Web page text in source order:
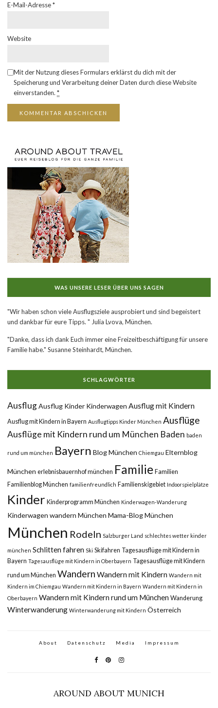
E-Mail-Adresse*
Website
Mit der Nutzung dieses Formulars erklärst du dich mit der
Speicherung und Verarbeitung deiner Daten durch diese Website
einverstanden. *
WAS UNSERE LESER ÜBER UNS SAGEN
"Wir haben schon viele Ausflugsziele ausprobiert und sind begeistert
und dankbar für eure Tipps. " Julia Lvova, München.
"Danke, dass ich dank Euch immer eine Freizeitbeschäftigung für unsere
Familie habe." Susanne Steinhardt, München.
SCHLAGWÖRTER
AusflugAusflug Kinder Kinderwagen Ausflug mit Kindern
Ausflug mit Kindern in Bayern Ausflugtipps Kinder München Ausflüge
Ausflüge mit Kindern rund um München Baden baden
rund um münchen Bayern Blog München Chiemgau Elternblog
München erlebnisbauernhof münchen Familie Familien
Familienblog München familienfreundlich Familienskigebiet Indoorspielplätze
Kinder Kinderprogramm München Kinderwagen-Wanderung
Kinderwagen wandern München Mama-Blog München
München Rodeln Salzburger Land schlechtes wetter kinder
münchen Schlitten fahren Ski Skifahren Tagesausflüge mit Kindern in
Bayern Tagesausflüge mit Kindern in Oberbayern Tagesausflüge mit Kindern
rund um München Wandern Wandern mit Kindern Wandern mit
Kindern im Chiemgau Wandern mit Kindern in Bayern Wandern mit Kindern in
Oberbayern Wandern mit Kindern rund um München Wanderung
Winterwanderung Winterwanderung mit Kindern Österreich
About Datenschutz Media Impressum
AROUND ABOUT MUNICH